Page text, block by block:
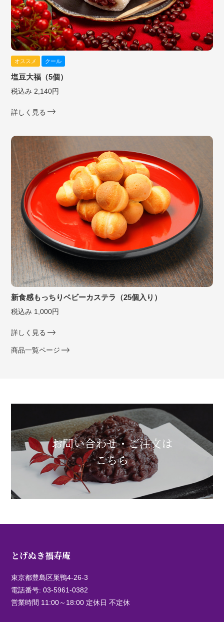
オススメ クール
塩豆大福（5個）
税込み 2,140円
詳しく見る
新食感もっちりベビーカステラ（25個入り）
税込み 1,000円
詳しく見る
商品一覧ページ
お問い合わせ・ご注文は
こちら
とげぬき福寿庵
東京都豊島区巣鴨4-26-3
電話番号:03-5961-0382
営業時間 11:00～18:00 定休日 不定休